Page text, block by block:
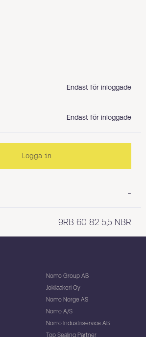
-
9RB 60 82 5,5 NBR
Endast för inloggade
Endast för inloggade
Logga in
Nomo Group AB
Jokilaakeri Oy
Nomo Norge AS
Nomo A/S
Nomo Industriservice AB
Top Sealing Partner